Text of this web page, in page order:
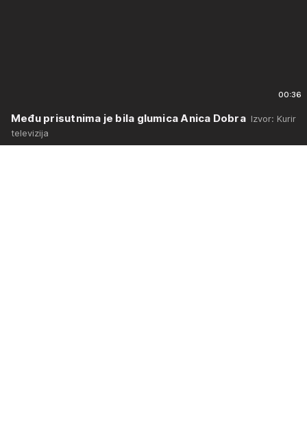
00:36
Među prisutnima je bila glumica Anica DobraIzvor: Kurir
televizija